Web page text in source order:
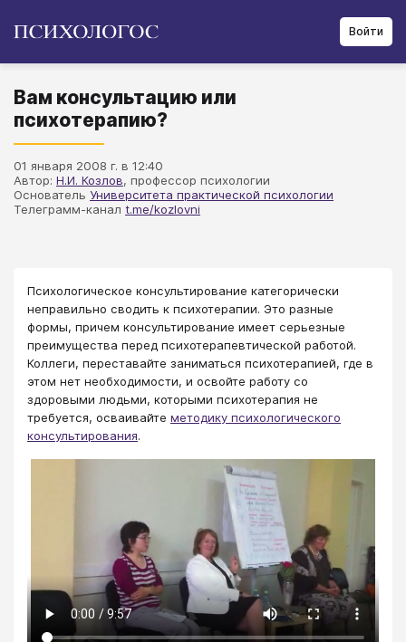
Войти
Вам консультацию или
психотерапию?
01 января 2008 г. в 12:40
Автор: Н.И. Козлов, профессор психологии
Основатель Университета практической психологии
Телеграмм-канал t.me/kozlovni
Психологическое консультирование категорически
неправильно сводить к психотерапии. Это разные
формы, причем консультирование имеет серьезные
преимущества перед психотерапевтической работой.
Коллеги, переставайте заниматься психотерапией, где в
этом нет необходимости, и освойте работу со
здоровыми людьми, которыми психотерапия не
требуется, осваивайте методику психологического
консультирования.